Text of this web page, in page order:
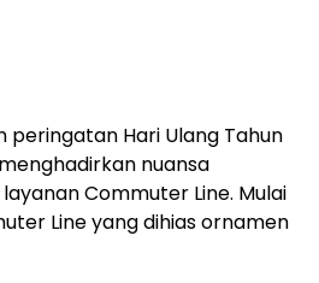
Hari Ulang Tahun
nuansa
Commuter Line. Mulai
Line yang dihias ornamen